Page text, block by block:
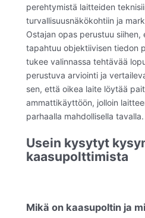
perehtymistä laitteiden
turvallisuusnäkökohtiin ja
Ostajan opas perustuu
tapahtuu objektiivisen tiedon
tukee valinnassa tehtävää
perustuva arviointi ja
sen, että oikea laite löytää
ammattikäyttöön, jolloin
parhaalla mahdollisella tavalla.
Usein kysytyt
kaasupolttimista
Mikä on kaasupoltin ja